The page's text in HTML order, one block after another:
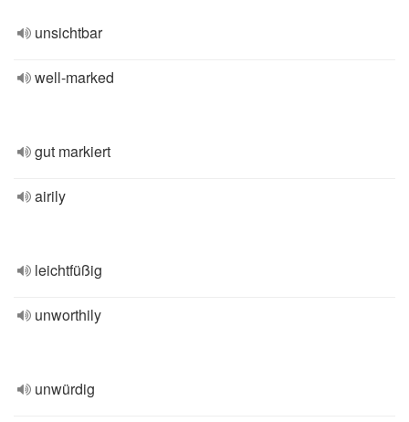
unsichtbar
well-marked
gut markiert
airily
leichtfüßig
unworthily
unwürdig